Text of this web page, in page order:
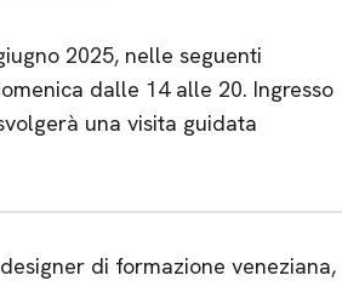
2025, nelle seguenti
dalle 14 alle 20. Ingresso
una visita guidata
di formazione veneziana,